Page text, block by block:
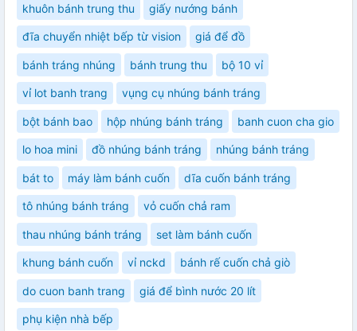
khuôn bánh trung thu giấy nướng bánh
đĩa chuyển nhiệt bếp từ vision giá để đồ
bánh tráng nhúng bánh trung thu bộ 10 vỉ
vỉ lot banh trang vụng cụ nhúng bánh tráng
bột bánh bao hộp nhúng bánh tráng banh cuon cha gio
lo hoa mini đồ nhúng bánh tráng nhúng bánh tráng
bát to máy làm bánh cuốn dĩa cuốn bánh tráng
tô nhúng bánh tráng vỏ cuốn chả ram
thau nhúng bánh tráng set làm bánh cuốn
khung bánh cuốn vỉ nckd bánh rế cuốn chả giò
do cuon banh trang giá để bình nước 20 lít
phụ kiện nhà bếp